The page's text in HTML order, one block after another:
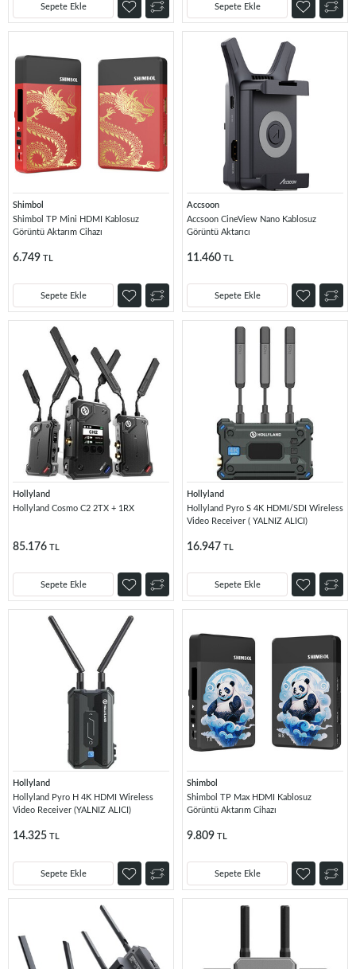
Sepete Ekle Sepete Ekle
Shimbol
Shimbol TP Mini HDMI Kablosuz
Görüntü Aktarım Cihazı
6.749 TL
Sepete Ekle
Accsoon
Accsoon CineView Nano Kablosuz
Görüntü Aktarıcı
11.460 TL
Sepete Ekle
Hollyland
Hollyland Cosmo C2 2TX + 1RX
85.176 TL
Sepete Ekle
Hollyland
Hollyland Pyro S 4K HDMI/SDI Wireless
Video Receiver ( YALNIZ ALICI)
16.947 TL
Sepete Ekle
Hollyland
Hollyland Pyro H 4K HDMI Wireless
Video Receiver (YALNIZ ALICI)
14.325 TL
Sepete Ekle
Shimbol
Shimbol TP Max HDMI Kablosuz
Görüntü Aktarım Cihazı
9.809 TL
Sepete Ekle